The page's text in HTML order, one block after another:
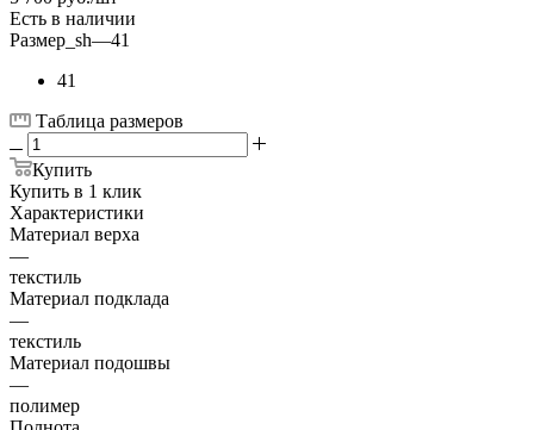
Есть в наличии
Размер_sh—41
41
Таблица размеров
Купить
Купить в 1 клик
Характеристики
Материал верха
—
текстиль
Материал подклада
—
текстиль
Материал подошвы
—
полимер